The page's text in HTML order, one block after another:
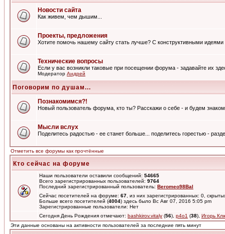
Новости сайта
Как живем, чем дышим...
Проекты, предложения
Хотите помочь нашему сайту стать лучше? С конструктивными
Технические вопросы
Если у вас возникли таковые при посещении форума - задавайте их
Модератор Андрей
Поговорим по душам...
Познакомимся?!
Новый пользователь форума, кто ты? Расскажи о себе - и будем
Мысли вслух
Поделитесь радостью - ее станет больше... поделитесь горестью -
Отметить все форумы как прочтённые
Кто сейчас на форуме
Наши пользователи оставили сообщений: 54665
Всего зарегистрированных пользователей: 9764
Последний зарегистрированный пользователь: Beromeo98Bal
Сейчас посетителей на форуме: 67 , из них зарегистрированных: 0,
Больше всего посетителей (4004) здесь было Вс Авг 07, 2016 5:05 pm
Зарегистрированные пользователи: Нет
Сегодня День Рождения отмечают: bashkirov.vitaly (56), p4o1 (38), Игорь
Эти данные основаны на активности пользователей за последние пять минут